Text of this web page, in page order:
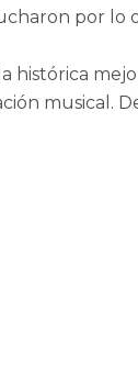
por lo
musical.